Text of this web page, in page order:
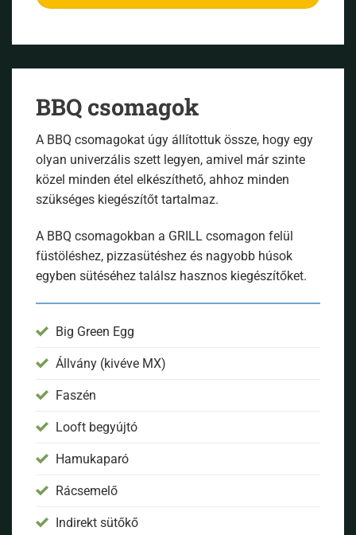
BBQ csomagok
A BBQ csomagokat úgy állítottuk össze, hogy egy
olyan univerzális szett legyen, amivel már szinte
közel minden étel elkészíthető, ahhoz minden
szükséges kiegészítőt tartalmaz.
A BBQ csomagokban a GRILL csomagon felül
füstöléshez, pizzasütéshez és nagyobb húsok
egyben sütéséhez találsz hasznos kiegészítőket.
Big Green Egg
Állvány (kivéve MX)
Faszén
Looft begyújtó
Hamukaparó
Rácsemelő
Indirekt sütőkő